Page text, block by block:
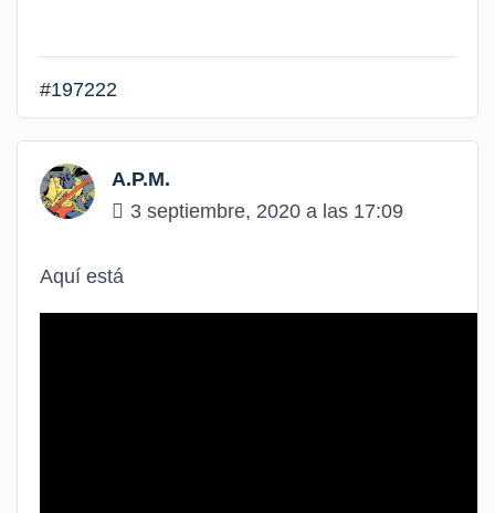
#197222
A.P.M.
3 septiembre, 2020 a las 17:09
Aquí está